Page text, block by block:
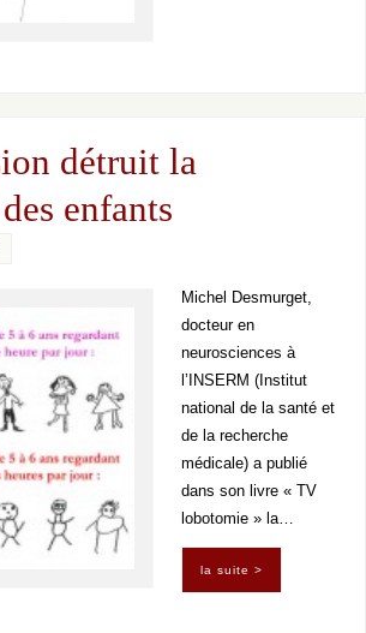
détruit la
enfants
Michel Desmurget,
docteur en
neurosciences à
l’INSERM (Institut
national de la santé et
de la recherche
médicale) a publié
dans son livre « TV
lobotomie » la…
la suite >